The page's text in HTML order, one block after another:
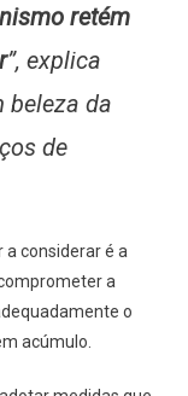
retém
”, explica
beleza da
de
considerar é a
a
o
acúmulo.